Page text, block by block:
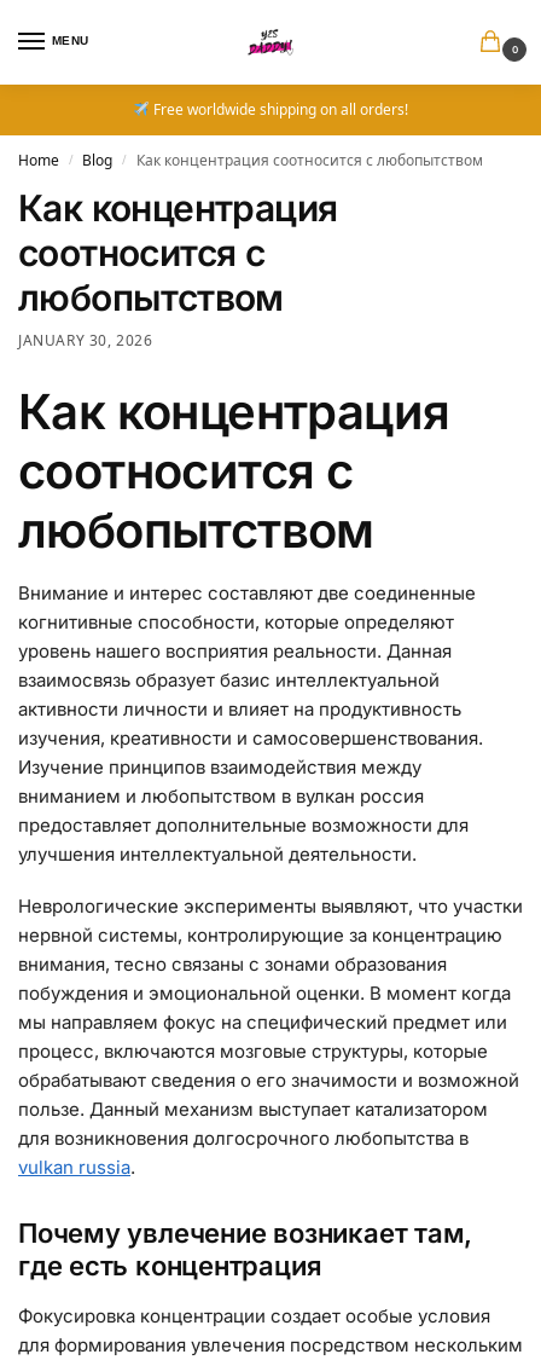
MENU
0
Free worldwide shipping on all orders!
Home / Blog / Как концентрация соотносится с любопытством
Как концентрация
соотносится с
любопытством
JANUARY 30, 2026
Как концентрация
соотносится с
любопытством
Внимание и интерес составляют две соединенные
когнитивные способности, которые определяют
уровень нашего восприятия реальности. Данная
взаимосвязь образует базис интеллектуальной
активности личности и влияет на продуктивность
изучения, креативности и самосовершенствования.
Изучение принципов взаимодействия между
вниманием и любопытством в вулкан россия
предоставляет дополнительные возможности для
улучшения интеллектуальной деятельности.
Неврологические эксперименты выявляют, что участки
нервной системы, контролирующие за концентрацию
внимания, тесно связаны с зонами образования
побуждения и эмоциональной оценки. В момент когда
мы направляем фокус на специфический предмет или
процесс, включаются мозговые структуры, которые
обрабатывают сведения о его значимости и возможной
пользе. Данный механизм выступает катализатором
для возникновения долгосрочного любопытства в
vulkan russia.
Почему увлечение возникает там,
где есть концентрация
Фокусировка концентрации создает особые условия
для формирования увлечения посредством нескольким